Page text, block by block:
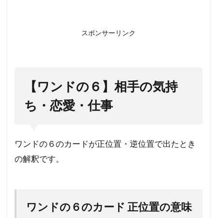
スポンサーリンク
【ワンドの６】相手の気持
ち・恋愛・仕事
ワンドの６のカードが正位置・逆位置で出たとき
の解釈です。
ワンドの６のカード 正位置の意味